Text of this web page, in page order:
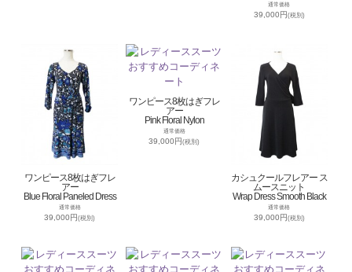
通常価格
39,000円(税別)
ワンピース8枚はぎフレ
アー
Blue Floral Paneled Dress
通常価格
39,000円(税別)
ワンピース8枚はぎフレ
アー
Pink Floral Nylon
通常価格
39,000円(税別)
カシュクールフレアー ス
ムースニット
Wrap Dress Smooth Black
通常価格
39,000円(税別)